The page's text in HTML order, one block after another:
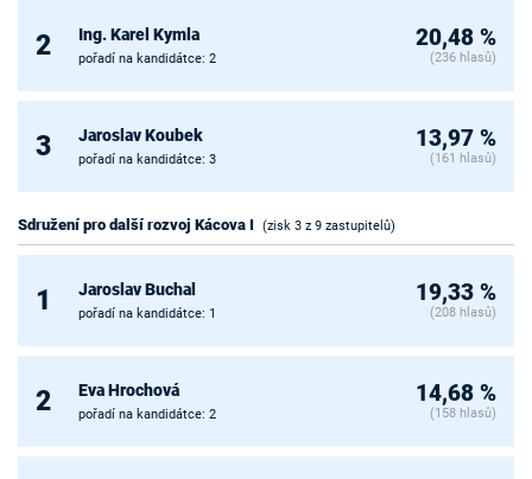
2 Ing. Karel Kymla
pořadí na kandidátce: 2
20,48 %
(236 hlasů)
3 Jaroslav Koubek
pořadí na kandidátce: 3
13,97 %
(161 hlasů)
Sdružení pro další rozvoj Kácova I (zisk 3 z 9 zastupitelů)
1 Jaroslav Buchal
pořadí na kandidátce: 1
19,33 %
(208 hlasů)
2 Eva Hrochová
pořadí na kandidátce: 2
14,68 %
(158 hlasů)